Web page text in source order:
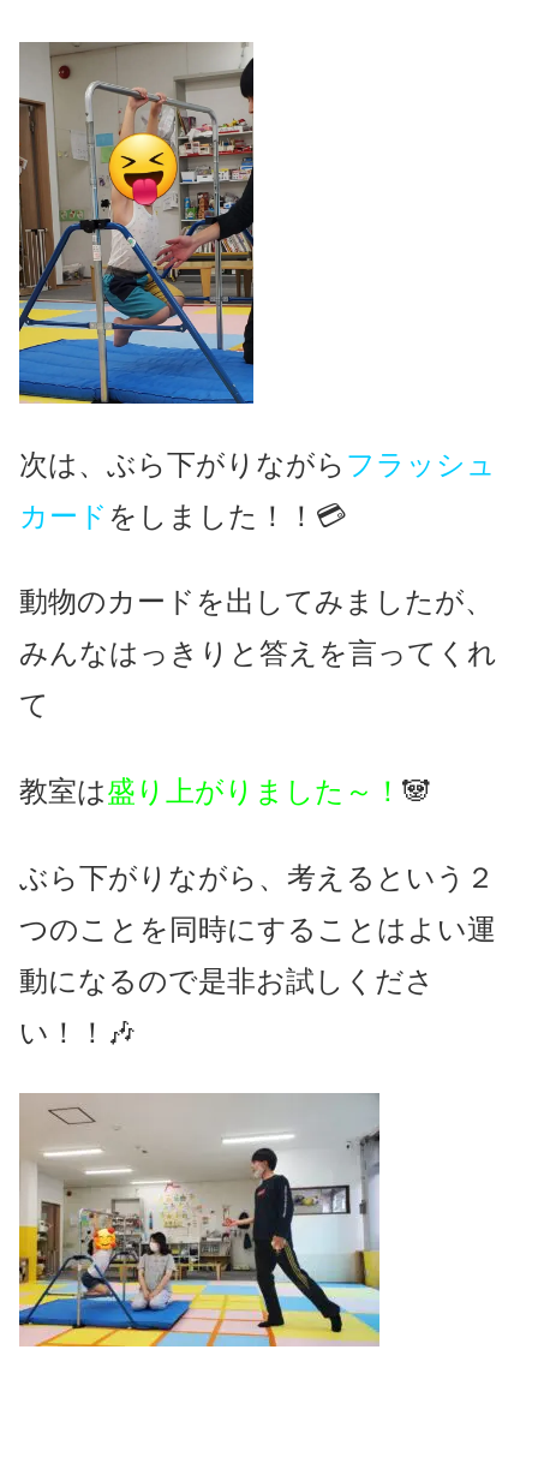
次は、ぶら下がりながら フラッシュ
カード をしました！！💳
動物のカードを出してみましたが、
みんなはっきりと答えを言ってくれ
て
教室は盛り上がりました～！ 🐼
ぶら下がりながら、考えるという２
つのことを同時にすることはよい運
動になるので是非お試しくださ
い！！🎶